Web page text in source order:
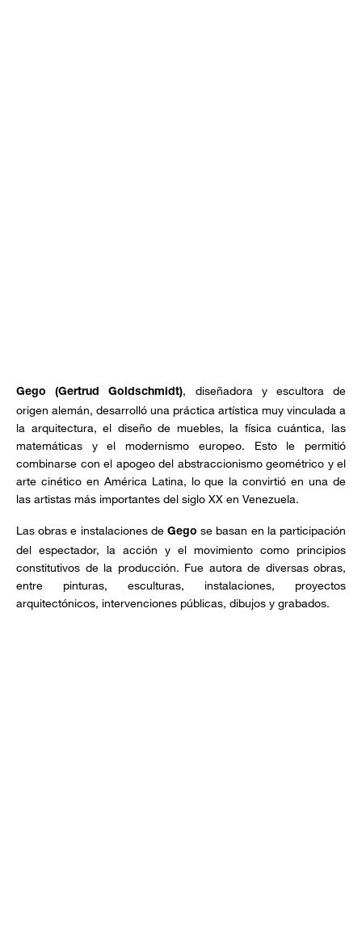
Gego (Gertrud Goldschmidt), diseñadora y escultora de
origen alemán, desarrolló una práctica artística muy vinculada a
la arquitectura, el diseño de muebles, la física cuántica, las
matemáticas y el modernismo europeo. Esto le permitió
combinarse con el apogeo del abstraccionismo geométrico y el
arte cinético en América Latina, lo que la convirtió en una de
las artistas más importantes del siglo XX en Venezuela.
Las obras e instalaciones de Gego se basan en la participación
del espectador, la acción y el movimiento como principios
constitutivos de la producción. Fue autora de diversas obras,
entre pinturas, esculturas, instalaciones, proyectos
arquitectónicos, intervenciones públicas, dibujos y grabados.